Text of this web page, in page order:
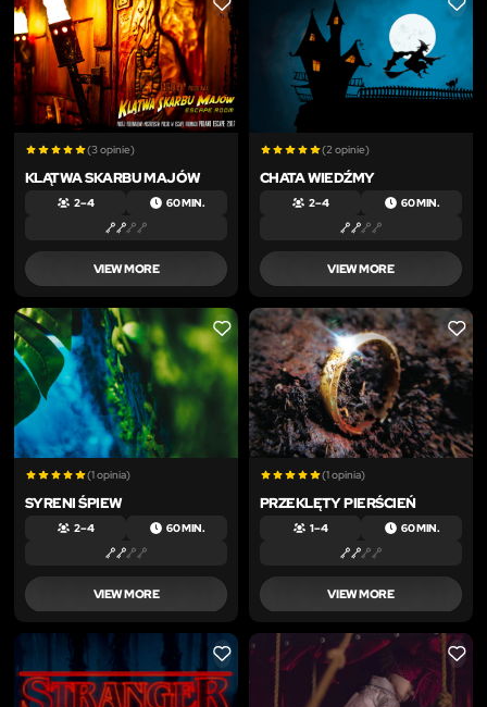
LIKE
(3 opinie)
KLĄTWA SKARBU MAJÓW
2 – 4 60 MIN.
VIEW MORE
LIKE
(2 opinie)
CHATA WIEDŹMY
2 – 4 60 MIN.
VIEW MORE
LIKE
(1 opinia)
SYRENI ŚPIEW
2 – 4 60 MIN.
VIEW MORE
LIKE
(1 opinia)
PRZEKLĘTY PIERŚCIEŃ
1 – 4 60 MIN.
VIEW MORE
LIKE LIKE